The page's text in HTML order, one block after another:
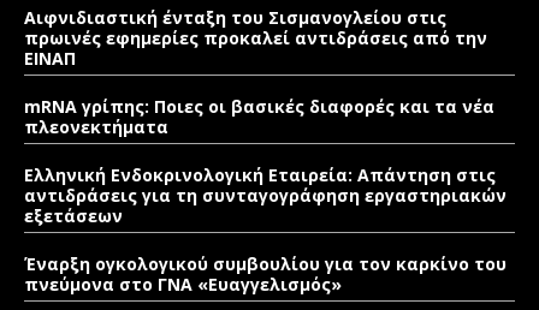
Αιφνιδιαστική ένταξη του Σισμανογλείου στις
πρωινές εφημερίες προκαλεί αντιδράσεις από την
ΕΙΝΑΠ
mRNA γρίπης: Ποιες οι βασικές διαφορές και τα νέα
πλεονεκτήματα
Ελληνική Ενδοκρινολογική Εταιρεία: Απάντηση στις
αντιδράσεις για τη συνταγογράφηση εργαστηριακών
εξετάσεων
Έναρξη ογκολογικού συμβουλίου για τον καρκίνο του
πνεύμονα στο ΓΝΑ «Ευαγγελισμός»